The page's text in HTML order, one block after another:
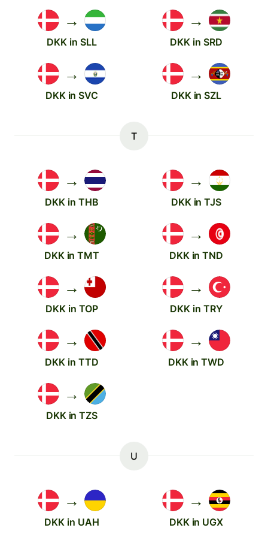
→
DKK in SLL
→
DKK in SRD
→
DKK in SVC
→
DKK in SZL
T
→
DKK in THB
→
DKK in TJS
→
DKK in TMT
→
DKK in TND
→
DKK in TOP
→
DKK in TRY
→
DKK in TTD
→
DKK in TWD
→
DKK in TZS
U
→
DKK in UAH
→
DKK in UGX